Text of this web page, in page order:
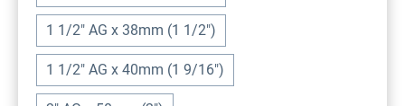
1 1/2" AG x 38mm (1 1/2")
1 1/2" AG x 40mm (1 9/16")